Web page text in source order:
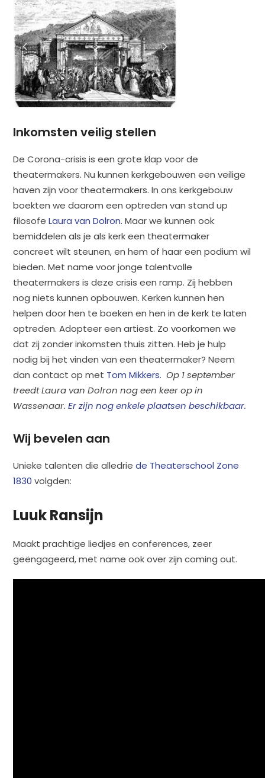
Inkomsten veilig stellen
De Corona-crisis is een grote klap voor de
theatermakers. Nu kunnen kerkgebouwen een veilige
haven zijn voor theatermakers. In ons kerkgebouw
boekten we daarom een optreden van stand up
filosofeLaura van Dolron. Maar we kunnen ook
bemiddelen als je als kerk een theatermaker
concreet wilt steunen, en hem of haar een podium wil
bieden. Met name voor jonge talentvolle
theatermakers is deze crisis een ramp. Zij hebben
nog niets kunnen opbouwen. Kerken kunnen hen
helpen door hen te boeken en hen in de kerk te laten
optreden. Adopteer een artiest. Zo voorkomen we
dat zij zonder inkomsten thuis zitten. Heb je hulp
nodig bij het vinden van een theatermaker? Neem
dan contact op met Tom Mikkers. Op 1 september
treedt Laura van Dolron nog een keer op in
Wassenaar.Er zijn nog enkele plaatsen beschikbaar.
Wij bevelen aan
Unieke talenten die alledriede Theaterschool Zone
1830 volgden:
Luuk Ransijn
Maakt prachtige liedjes en conferences, zeer
geëngageerd, met name ook over zijn coming out.